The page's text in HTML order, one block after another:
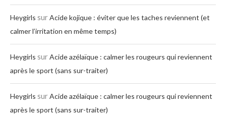
Heygirls surAcide kojique : éviter que les taches reviennent (et
calmer l’irritation en même temps)
Heygirls surAcide azélaïque : calmer les rougeurs qui reviennent
après le sport (sans sur-traiter)
Heygirls surAcide azélaïque : calmer les rougeurs qui reviennent
après le sport (sans sur-traiter)